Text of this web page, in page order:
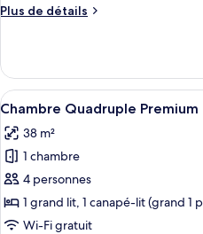
chambre :
Premium
(Suite)
Plus de détails
Plus
le
type
de
Chambre
Triple
(Suite)
Afficher
toutes
les
photos
pour
ce
type
5
Chambre Quadruple Premium
38 m²
1 chambre
4 personnes
1 grand lit, 1 canapé-lit (grand 1
Wi-Fi gratuit